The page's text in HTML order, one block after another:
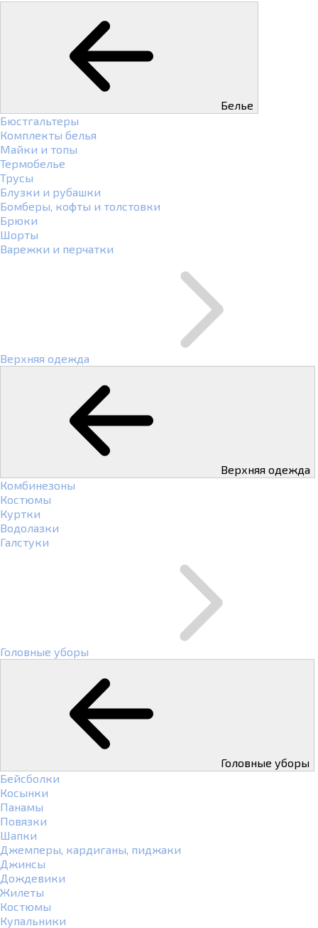
Белье
Бюстгальтеры
Комплекты белья
Майки и топы
Термобелье
Трусы
Блузки и рубашки
Бомберы, кофты и толстовки
Брюки
Шорты
Варежки и перчатки
Верхняя одежда
Верхняя одежда
Комбинезоны
Костюмы
Куртки
Водолазки
Галстуки
Головные уборы
Головные уборы
Бейсболки
Косынки
Панамы
Повязки
Шапки
Джемперы, кардиганы, пиджаки
Джинсы
Дождевики
Жилеты
Костюмы
Купальники